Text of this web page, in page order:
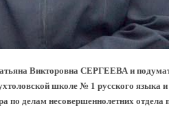
Викторовна СЕРГЕЕВА и
школе № 1 русского языка
по делам несовершеннолетних отдела